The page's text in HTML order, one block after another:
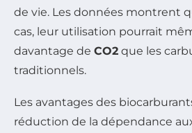
de vie. Les données montrent
cas, leur utilisation pourrait
davantage de CO2 que les
traditionnels.
Les avantages des
réduction de la dépendance